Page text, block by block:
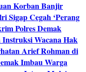
Korban Banjir
Sigap Cegah ‘Perang
Polres Demak
Wacana Hak
Arief Rohman di
Imbau Warga